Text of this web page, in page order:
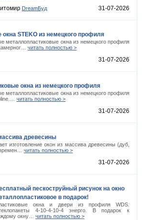
DreamБуд 31-07-2026
STEKO из немецкого профиля
металлопластиковые окна из немецкого профиля
читать полностью >
31-07-2026
окна из немецкого профиля
металлопластиковые окна из немецкого профиля
читать полностью >
31-07-2026
древесины
изготовление окон из массива древесины (дуб,
читать полностью >
31-07-2026
пескоструйный рисунок на окно
в подарок!
окна и двери из профиля WDS.
4-10-4-10-4 энерго. В подарок к
окну… читать полностью >